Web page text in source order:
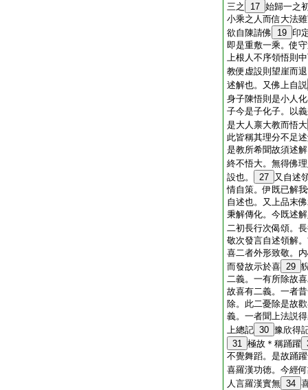
三之 17 始歸一之
小乘之人而信大法
欲自陳請佛
19 印
即是重敷一乘。使
上根人不序領悟則
教便虚設則望崖而
述解也。又佛上自説
身子陳悟則是小人
子今是子化子。以
是大人禀大教而悟大
此皆稱其理分不足
是教所希聞故須述
終不悟大。無得佛
設也。
27 又自述
情自策。伊既已解
自述也。又上品末
秉解傳化。今既述
二初長行次偈頌。
敬次發言自述領解
喜二者外形致敬。
而發故示於喜 29
二義。一有所除故
故喜有二義。一者
除。此二憂除是故
義。一者聞上法説
上總記 30 豫欣得
31 極故＊稱踊躍
不覺舞蹈。是故踊
喜羅漢功徳。今經
人言羅漢實無 34